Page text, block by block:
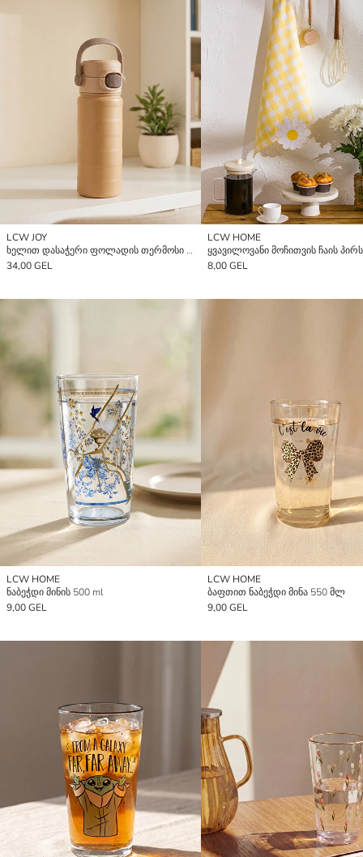
LCW JOY
ხელით დასაჭერი ფოლადის თერმოსი 550 ml
34,00 GEL
LCW HOME
8,00 GEL
LCW HOME
ნაბეჭდი მინის 500 ml
9,00 GEL
LCW HOME
ბაფთით ნაბეჭდი მინა 550 მლ
9,00 GEL